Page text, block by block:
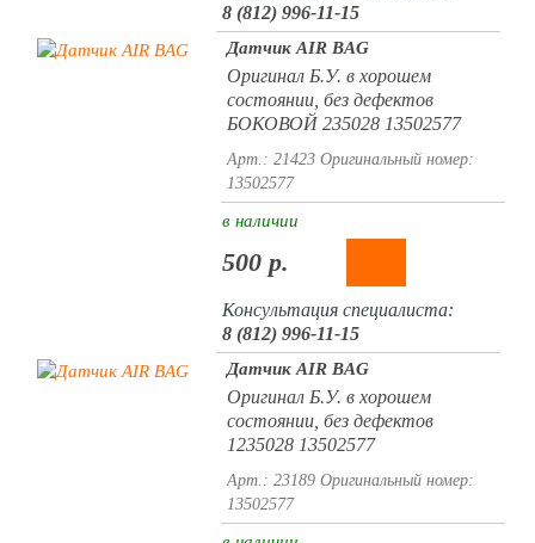
8 (812) 996-11-15
Датчик AIR BAG
Оригинал Б.У. в хорошем
состоянии, без дефектов
БОКОВОЙ 235028 13502577
Арт.: 21423 Оригинальный номер:
13502577
в наличии
500 р.
Консультация специалиста:
8 (812) 996-11-15
Датчик AIR BAG
Оригинал Б.У. в хорошем
состоянии, без дефектов
1235028 13502577
Арт.: 23189 Оригинальный номер:
13502577